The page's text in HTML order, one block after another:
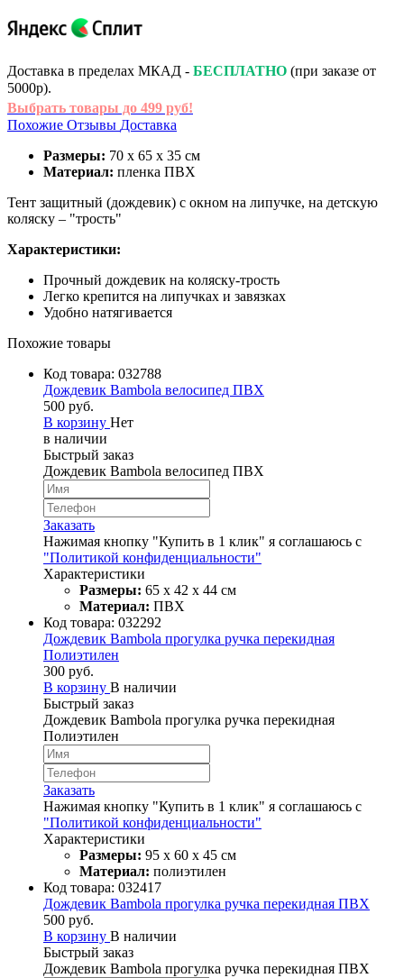
Доставка в пределах МКАД - БЕСПЛАТНО (при заказе от
5000р).
Выбрать товары до 499 руб!
Похожие Отзывы Доставка
Размеры: 70 х 65 х 35 см
Материал: пленка ПВХ
Тент защитный (дождевик) с окном на липучке, на детскую
коляску – "трость"
Характеристики:
Прочный дождевик на коляску-трость
Легко крепится на липучках и завязках
Удобно натягивается
Похожие товары
Код товара: 032788
Дождевик Bambola велосипед ПВХ
500 руб.
В корзину Нет
в наличии
Быстрый заказ
Дождевик Bambola велосипед ПВХ
Заказать
Нажимая кнопку "Купить в 1 клик" я соглашаюсь с
"Политикой конфиденциальности"
Характеристики
Размеры: 65 х 42 х 44 см
Материал: ПВХ
Код товара: 032292
Дождевик Bambola прогулка ручка перекидная
Полиэтилен
300 руб.
В корзину В наличии
Быстрый заказ
Дождевик Bambola прогулка ручка перекидная
Полиэтилен
Заказать
Нажимая кнопку "Купить в 1 клик" я соглашаюсь с
"Политикой конфиденциальности"
Характеристики
Размеры: 95 х 60 х 45 см
Материал: полиэтилен
Код товара: 032417
Дождевик Bambola прогулка ручка перекидная ПВХ
500 руб.
В корзину В наличии
Быстрый заказ
Дождевик Bambola прогулка ручка перекидная ПВХ